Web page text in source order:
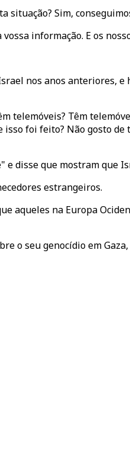
Sim,
informação. E os
nos anos anteriores,
Têm
foi feito? Não gosto
disse que mostram que
estrangeiros.
aqueles na Europa
o seu genocídio em